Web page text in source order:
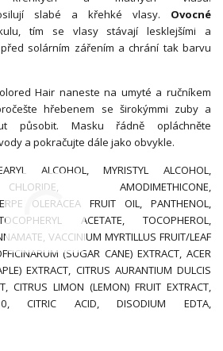
slabé a křehké vlasy. Ovocné
tím se vlasy stávají lesklejšími a
solárním zářením a chrání tak barvu
Hair naneste na umyté a ručníkem
hřebenem se širokýmmi zuby a
působit. Masku řádně opláchněte
a pokračujte dále jako obvykle.
ALCOHOL, MYRISTYL ALCOHOL,
AMODIMETHICONE,
OLERACEA FRUIT OIL, PANTHENOL,
ACETATE, TOCOPHEROL,
VACCINIUM MYRTILLUS FRUIT/LEAF
(SUGAR CANE) EXTRACT, ACER
EXTRACT, CITRUS AURANTIUM DULCIS
CITRUS LIMON (LEMON) FRUIT EXTRACT,
10, CITRIC ACID, DISODIUM EDTA,